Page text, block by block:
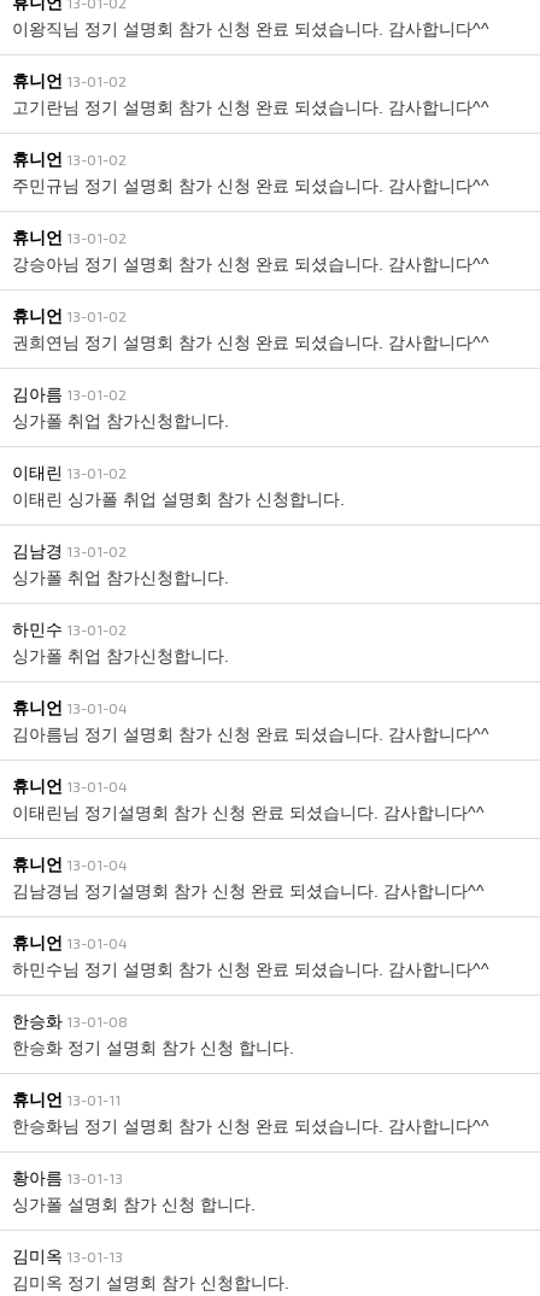
이왕직님 정기 설명회 참가 신청 완료 되셨습니다. 감사합니다^^
휴니언 13-01-02
고기란님 정기 설명회 참가 신청 완료 되셨습니다. 감사합니다^^
휴니언 13-01-02
주민규님 정기 설명회 참가 신청 완료 되셨습니다. 감사합니다^^
휴니언 13-01-02
강승아님 정기 설명회 참가 신청 완료 되셨습니다. 감사합니다^^
휴니언 13-01-02
권희연님 정기 설명회 참가 신청 완료 되셨습니다. 감사합니다^^
김아름 13-01-02
싱가폴 취업 참가신청합니다.
이태린 13-01-02
이태린 싱가폴 취업 설명회 참가 신청합니다.
김남경 13-01-02
싱가폴 취업 참가신청합니다.
하민수 13-01-02
싱가폴 취업 참가신청합니다.
휴니언 13-01-04
김아름님 정기 설명회 참가 신청 완료 되셨습니다. 감사합니다^^
휴니언 13-01-04
이태린님 정기설명회 참가 신청 완료 되셨습니다. 감사합니다^^
휴니언 13-01-04
김남경님 정기설명회 참가 신청 완료 되셨습니다. 감사합니다^^
휴니언 13-01-04
하민수님 정기 설명회 참가 신청 완료 되셨습니다. 감사합니다^^
한승화 13-01-08
한승화 정기 설명회 참가 신청 합니다.
휴니언 13-01-11
한승화님 정기 설명회 참가 신청 완료 되셨습니다. 감사합니다^^
황아름 13-01-13
싱가폴 설명회 참가 신청 합니다.
김미옥 13-01-13
김미옥 정기 설명회 참가 신청합니다.